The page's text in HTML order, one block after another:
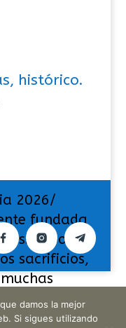
histórico.
2026/
fundada
por
sacrificios,
damos la mejor
Si sigues utilizando